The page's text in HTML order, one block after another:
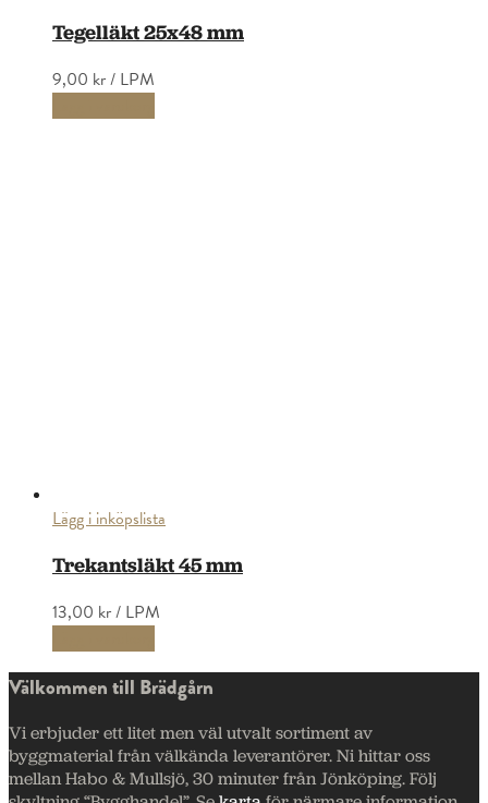
Tegelläkt 25x48 mm
9,00 kr/ LPM
Lägg i inköpslista
Trekantsläkt 45 mm
13,00 kr/ LPM
Välkommen till Brädgårn
Vi erbjuder ett litet men väl utvalt sortiment av
byggmaterial från välkända leverantörer. Ni hittar oss
mellan Habo & Mullsjö, 30 minuter från Jönköping. Följ